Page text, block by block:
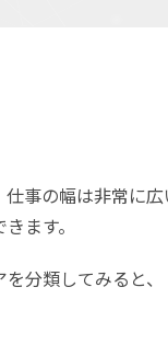
事の幅は非常に
ます。
分類してみると、